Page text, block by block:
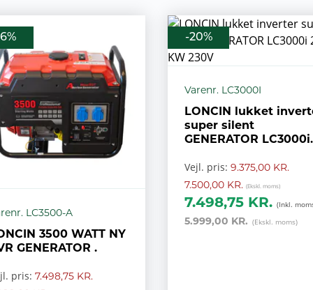
LC3500-A
3500 WATT NY
GENERATOR .
pris: 7.498,75 KR.
-20%
Varenr. LC3000I
LONCIN lukket
super silent
GENERATOR LC3000i
7.498,75 KR.
5.999,00 KR.
Vejl. pris: 9.375,00 KR.
7.500,00 KR.